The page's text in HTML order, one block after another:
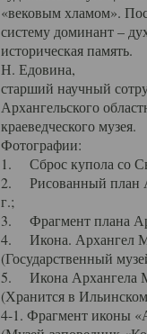
«вековым хламом».
систему доминант –
историческая память.
Н. Едовина,
старший научный
Архангельского
краеведческого музея.
Фотографии:
1. Сброс купола со
2. Рисованный план
г.;
3. Фрагмент плана
4. Икона. Архангел
(Государственный
5. Икона Архангела
(Хранится в
4-1. Фрагмент иконы